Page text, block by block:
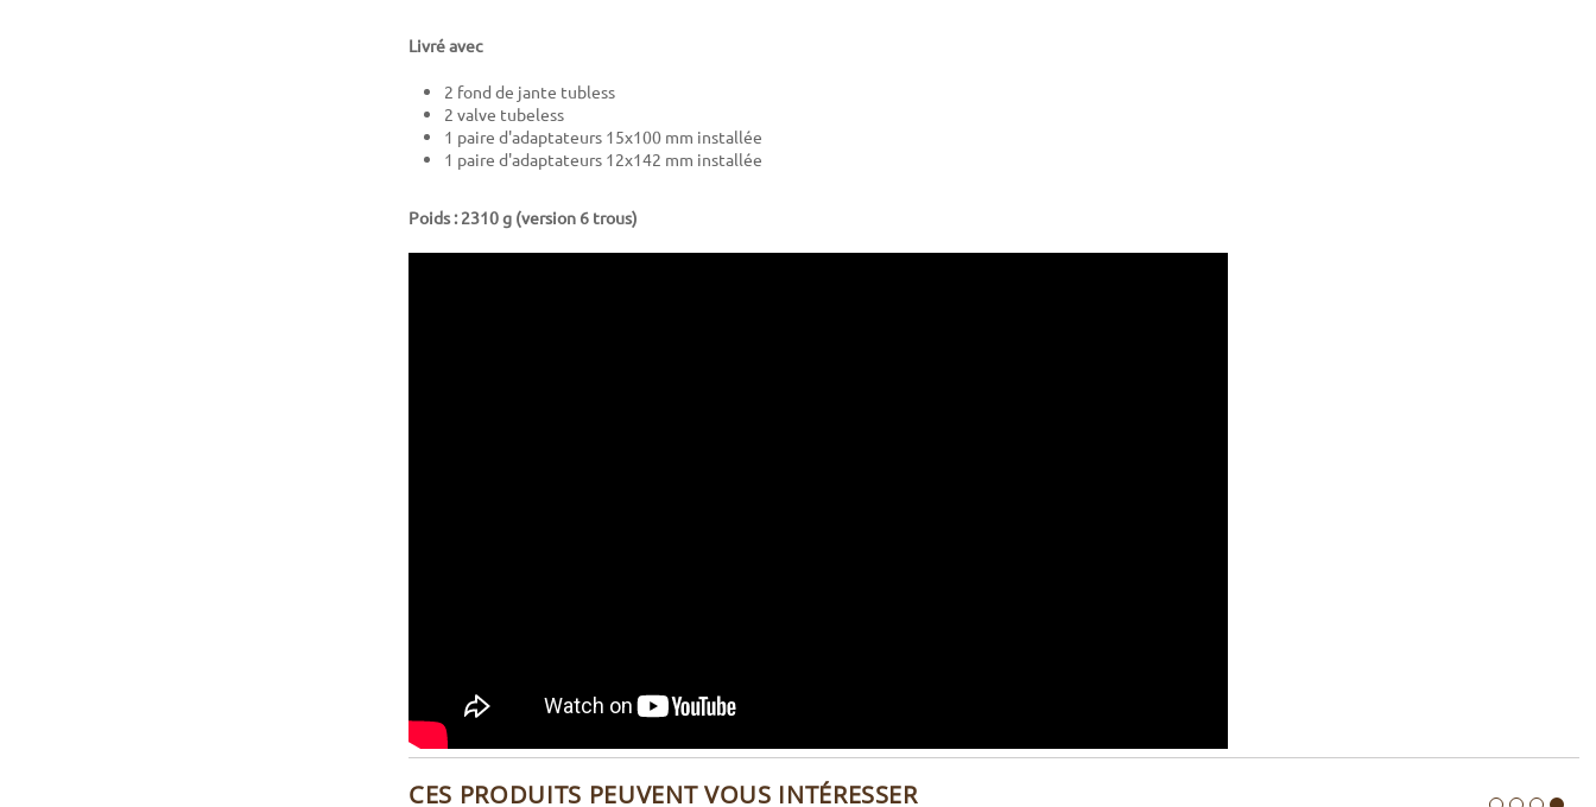
Livré avec
2 fond de jante tubless
2 valve tubeless
1 paire d'adaptateurs 15x100 mm installée
1 paire d'adaptateurs 12x142 mm installée
Poids : 2310 g (version 6 trous)
CES PRODUITS PEUVENT VOUS INTÉRESSER